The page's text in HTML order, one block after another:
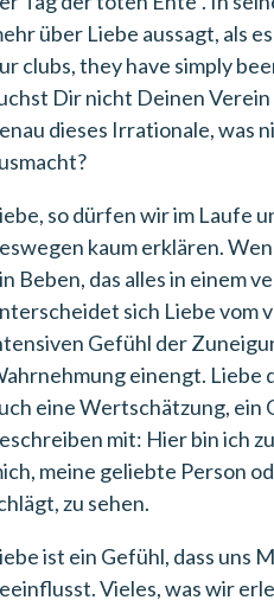
über Liebe aussagt, als
clubs, they have simply
Dir nicht Deinen Verein
dieses Irrationale, was
so dürfen wir im Laufe
kaum erklären.
Beben, das alles in einem
sich Liebe vom
Gefühl der
einengt. Liebe
eine Wertschätzung, ein
mit: Hier bin ich
meine geliebte Person
zu sehen.
ist ein Gefühl, dass uns
Vieles, was wir